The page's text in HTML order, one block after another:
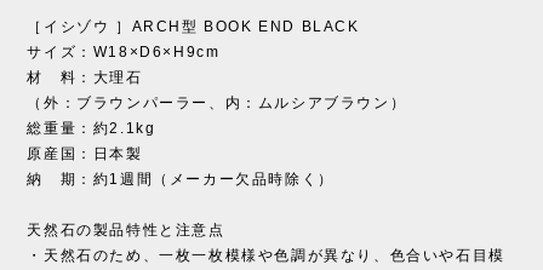
［イシゾウ ］ARCH型 BOOK END BLACK
サイズ：W18×D6×H9cm
材 料：大理石
（外：ブラウンパーラー、内：ムルシアブラウン）
総重量：約2.1kg
原産国：日本製
納 期：約1週間（メーカー欠品時除く）
天然石の製品特性と注意点
・天然石のため、一枚一枚模様や色調が異なり、色合いや石目模